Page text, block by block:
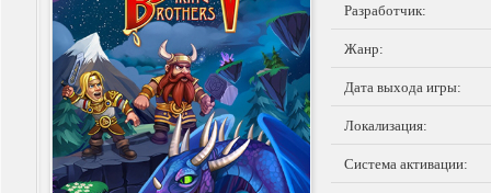
Разработчик:
Жанр:
Дата выхода игры:
Локализация:
Система активации: